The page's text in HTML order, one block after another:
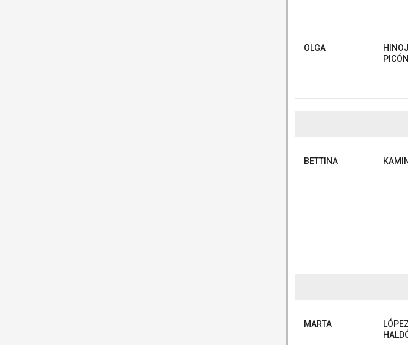
OLGA
PICÓN
BETTINA
MARTA
LÓPEZ